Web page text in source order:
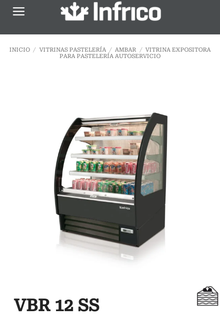
Saltar
INICIO / VITRINAS PASTELERÍA / AMBAR / VITRINA EXPOSITORA
PARA PASTELERÍA AUTOSERVICIO
VBR 12 SS